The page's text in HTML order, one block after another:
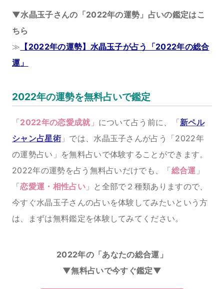
▼水晶玉子さんの「2022年の運勢」占いの鑑定はこ
ちら
≫ 【2022年の運勢】水晶玉子が占う「2022年の総合
運」
2022年の運勢を無料占いで鑑定
「2022年の恋愛成就 」について占う前に、「新ペル
シャン占星術」では、水晶玉子さんが占う「2022年
の運勢占い」を無料占いで体験することができます。
2022年の運勢を占う無料占いだけでも、「総合運 」
「恋愛運・相性占い」と全部で２種類ありますので、
今すぐ水晶玉子さんの占いを体験してみたいという方
は、まずは無料鑑定を体験してみてください。
2022年の「あなたの総合運」
▼無料占いで今すぐ鑑定▼